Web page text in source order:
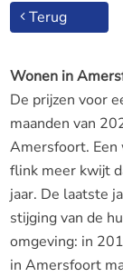
Terug
Wonen in
De prijzen voor
maanden van
Amersfoort. Een
flink meer kwijt
jaar. De laatste
stijging van de
omgeving: in
in Amersfoort